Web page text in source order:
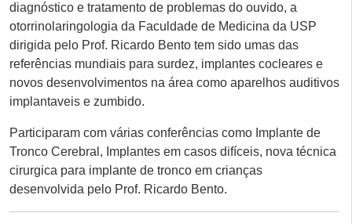
diagnóstico e tratamento de problemas do ouvido, a
otorrinolaringologia da Faculdade de Medicina da USP
dirigida pelo Prof. Ricardo Bento tem sido umas das
referências mundiais para surdez, implantes cocleares e
novos desenvolvimentos na área como aparelhos auditivos
implantaveis e zumbido.
Participaram com várias conferências como Implante de
Tronco Cerebral, Implantes em casos difíceis, nova técnica
cirurgica para implante de tronco em crianças
desenvolvida pelo Prof. Ricardo Bento.